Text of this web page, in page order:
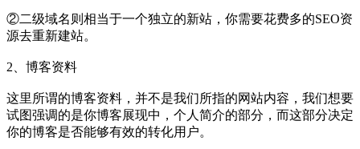
②二级域名则相当于一个独立的新站，你需要花费多的SEO资
源去重新建站。
2、博客资料
这里所谓的博客资料，并不是我们所指的网站内容，我们想要
试图强调的是你博客展现中，个人简介的部分，而这部分决定
你的博客是否能够有效的转化用户。